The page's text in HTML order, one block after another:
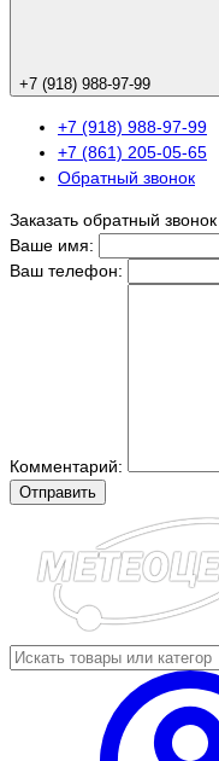
+7 (918) 988-97-99
+7 (918) 988-97-99
+7 (861) 205-05-65
Обратный звонок
Заказать обратный звонок
Ваше имя:
Ваш телефон:
Комментарий:
Отправить